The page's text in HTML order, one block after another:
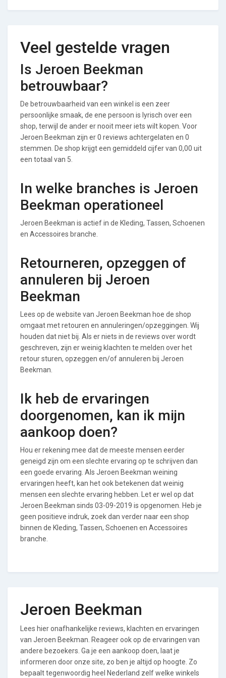
Veel gestelde vragen
Is Jeroen Beekman
betrouwbaar?
De betrouwbaarheid van een winkel is een zeer
persoonlijke smaak, de ene persoon is lyrisch over een
shop, terwijl de ander er nooit meer iets wilt kopen. Voor
Jeroen Beekman zijn er 0 reviews achtergelaten en 0
stemmen. De shop krijgt een gemiddeld cijfer van 0,00 uit
een totaal van 5.
In welke branches is Jeroen
Beekman operationeel
Jeroen Beekman is actief in de Kleding, Tassen, Schoenen
en Accessoires branche.
Retourneren, opzeggen of
annuleren bij Jeroen
Beekman
Lees op de website van Jeroen Beekman hoe de shop
omgaat met retouren en annuleringen/opzeggingen. Wij
houden dat niet bij. Als er niets in de reviews over wordt
geschreven, zijn er weinig klachten te melden over het
retour sturen, opzeggen en/of annuleren bij Jeroen
Beekman.
Ik heb de ervaringen
doorgenomen, kan ik mijn
aankoop doen?
Hou er rekening mee dat de meeste mensen eerder
geneigd zijn om een slechte ervaring op te schrijven dan
een goede ervaring. Als Jeroen Beekman weining
ervaringen heeft, kan het ook betekenen dat weinig
mensen een slechte ervaring hebben. Let er wel op dat
Jeroen Beekman sinds 03-09-2019 is opgenomen. Heb je
geen positieve indruk, zoek dan verder naar een shop
binnen de Kleding, Tassen, Schoenen en Accessoires
branche.
Jeroen Beekman
Lees hier onafhankelijke reviews, klachten en ervaringen
van Jeroen Beekman. Reageer ook op de ervaringen van
andere bezoekers. Ga je een aankoop doen, laat je
informeren door onze site, zo ben je altijd op hoogte. Zo
bepaalt tegenwoordig heel Nederland zelf welke winkels